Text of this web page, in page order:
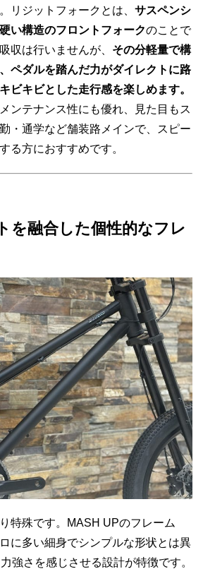
リジットフォークとは、 サスペンシ
い構造のフロントフォークのことで
収は行いませんが、 その分軽量で構
ペダルを踏んだ力がダイレクトに路
ビキビとした走行感を楽しめます。
ンテナンス性にも優れ、見た目もス
・通学など舗装路メインで、スピー
る方におすすめです。
を融合した個性的なフレ
特殊です。MASH UPのフレーム
に多い細身でシンプルな形状とは異
強さを感じさせる設計が特徴です。